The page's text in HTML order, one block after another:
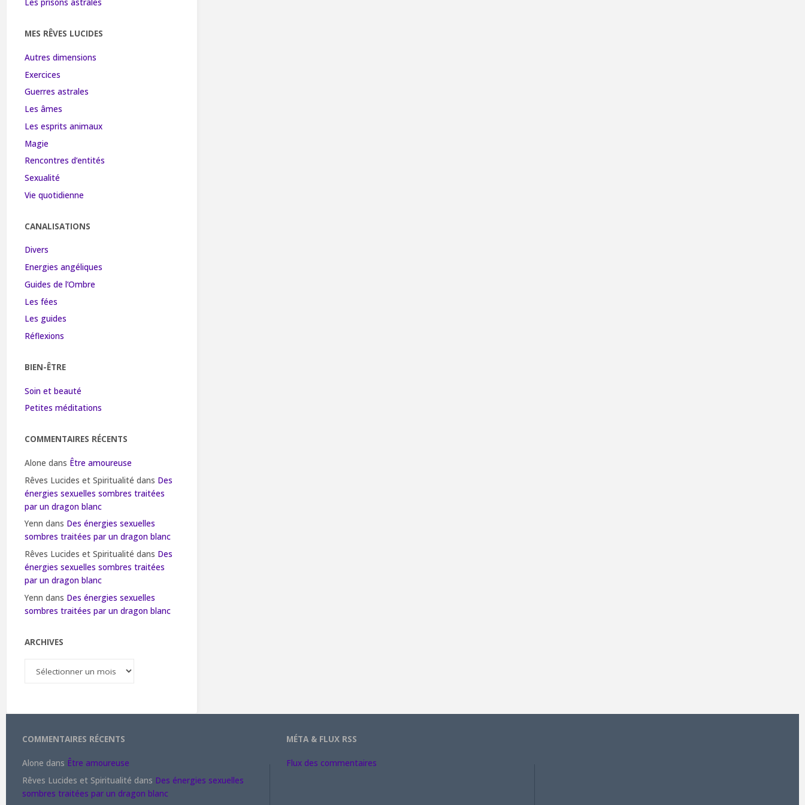
Les prisons astrales
MES RÊVES LUCIDES
Autres dimensions
Exercices
Guerres astrales
Les âmes
Les esprits animaux
Magie
Rencontres d’entités
Sexualité
Vie quotidienne
CANALISATIONS
Divers
Energies angéliques
Guides de l’Ombre
Les fées
Les guides
Réflexions
BIEN-ÊTRE
Soin et beauté
Petites méditations
COMMENTAIRES RÉCENTS
Alone dans Être amoureuse
Rêves Lucides et Spiritualité dans Des
énergies sexuelles sombres traitées
par un dragon blanc
Yenn dans Des énergies sexuelles
sombres traitées par un dragon blanc
Rêves Lucides et Spiritualité dans Des
énergies sexuelles sombres traitées
par un dragon blanc
Yenn dans Des énergies sexuelles
sombres traitées par un dragon blanc
ARCHIVES
COMMENTAIRES RÉCENTS
Alone dans Être amoureuse
Rêves Lucides et Spiritualité dans Des énergies sexuelles
sombres traitées par un dragon blanc
MÉTA & FLUX RSS
Flux des commentaires